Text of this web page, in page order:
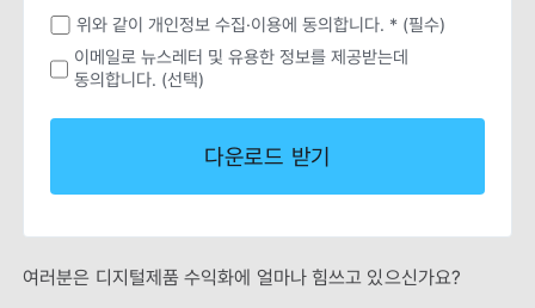
위와 같이 개인정보 수집·이용에 동의합니다. * (필수)
이메일로 뉴스레터 및 유용한 정보를 제공받는데
동의합니다. (선택)
여러분은 디지털제품 수익화에 얼마나 힘쓰고 있으신가요?